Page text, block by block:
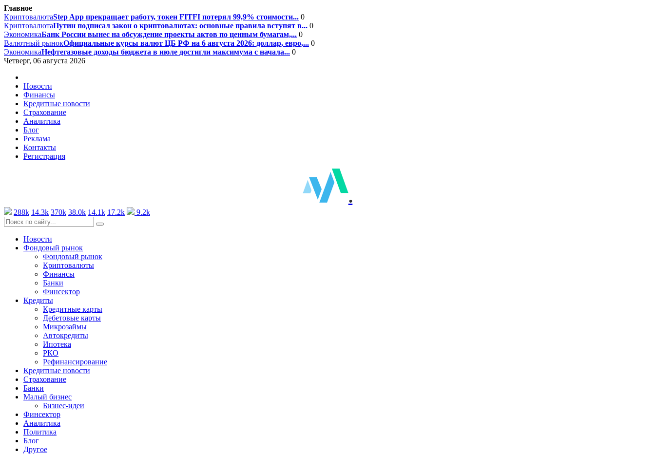
Главное
КриптовалютаStep App прекращает работу, токен FITFI потерял 99,9% стоимости... 0
КриптовалютаПутин подписал закон о криптовалютах: основные правила вступят в... 0
ЭкономикаБанк России вынес на обсуждение проекты актов по ценным бумагам,... 0
Валютный рынокОфициальные курсы валют ЦБ РФ на 6 августа 2026: доллар, евро,... 0
ЭкономикаНефтегазовые доходы бюджета в июле достигли максимума с начала... 0
Четверг, 06 августа 2026
Новости
Финансы
Кредитные новости
Страхование
Аналитика
Блог
Реклама
Контакты
Регистрация
.
288k 14.3k 370k 38.0k 14.1k 17.2k 9.2k
Новости
Фондовый рынок
Фондовый рынок
Криптовалюты
Финансы
Банки
Финсектор
Кредиты
Кредитные карты
Дебетовые карты
Микрозаймы
Автокредиты
Ипотека
РКО
Рефинансирование
Кредитные новости
Страхование
Банки
Малый бизнес
Бизнес-идеи
Финсектор
Аналитика
Политика
Блог
Другое